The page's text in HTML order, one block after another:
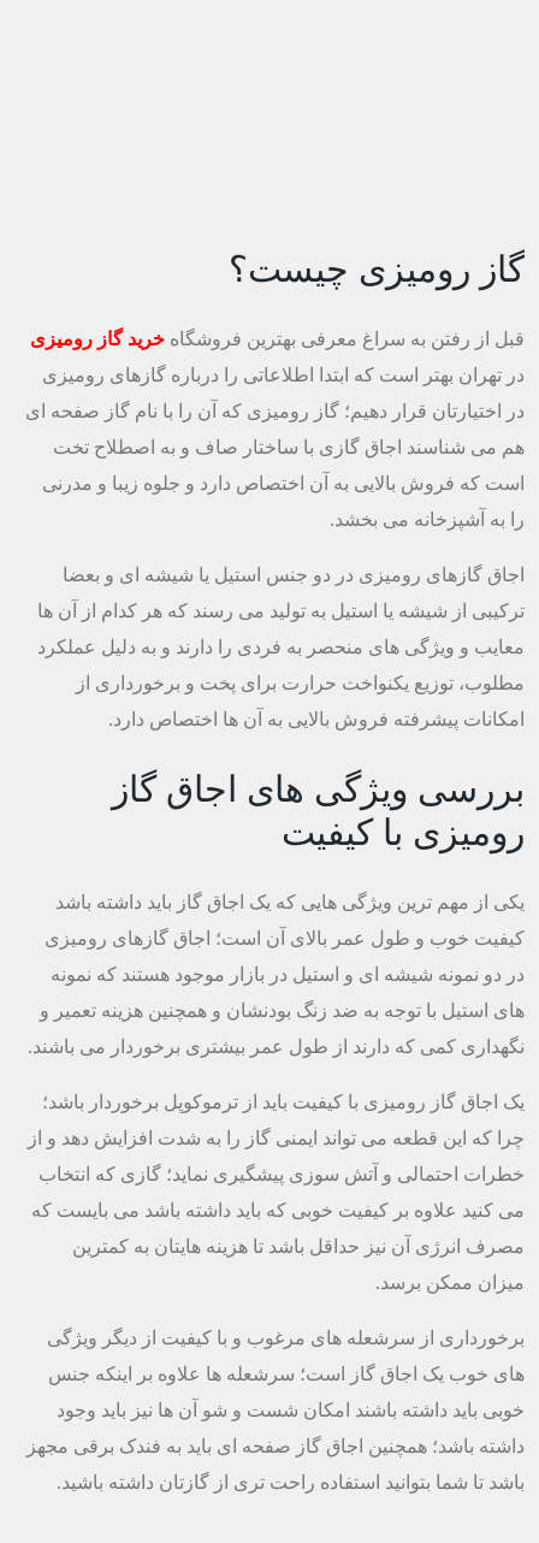
گاز رومیزی چیست؟
قبل از رفتن به سراغ معرفی بهترین فروشگاه خرید گاز رومیزی
در تهران بهتر است که ابتدا اطلاعاتی را درباره گازهای رومیزی
در اختیارتان قرار دهیم؛ گاز رومیزی که آن را با نام گاز صفحه ای
هم می شناسند اجاق گازی با ساختار صاف و به اصطلاح تخت
است که فروش بالایی به آن اختصاص دارد و جلوه زیبا و مدرنی
را به آشپزخانه می بخشد.
اجاق گازهای رومیزی در دو جنس استیل یا شیشه ای و بعضا
ترکیبی از شیشه یا استیل به تولید می رسند که هر کدام از آن ها
معایب و ویژگی های منحصر به فردی را دارند و به دلیل عملکرد
مطلوب، توزیع یکنواخت حرارت برای پخت و برخورداری از
امکانات پیشرفته فروش بالایی به آن ها اختصاص دارد.
بررسی ویژگی های اجاق گاز
رومیزی با کیفیت
یکی از مهم ترین ویژگی هایی که یک اجاق گاز باید داشته باشد
کیفیت خوب و طول عمر بالای آن است؛ اجاق گازهای رومیزی
در دو نمونه شیشه ای و استیل در بازار موجود هستند که نمونه
های استیل با توجه به ضد زنگ بودنشان و همچنین هزینه تعمیر و
نگهداری کمی که دارند از طول عمر بیشتری برخوردار می باشند.
یک اجاق گاز رومیزی با کیفیت باید از ترموکوپل برخوردار باشد؛
چرا که این قطعه می تواند ایمنی گاز را به شدت افزایش دهد و از
خطرات احتمالی و آتش سوزی پیشگیری نماید؛ گازی که انتخاب
می کنید علاوه بر کیفیت خوبی که باید داشته باشد می بایست که
مصرف انرژی آن نیز حداقل باشد تا هزینه هایتان به کمترین
میزان ممکن برسد.
برخورداری از سرشعله های مرغوب و با کیفیت از دیگر ویژگی
های خوب یک اجاق گاز است؛ سرشعله ها علاوه بر اینکه جنس
خوبی باید داشته باشند امکان شست و شو آن ها نیز باید وجود
داشته باشد؛ همچنین اجاق گاز صفحه ای باید به فندک برقی مجهز
باشد تا شما بتوانید استفاده راحت تری از گازتان داشته باشید.